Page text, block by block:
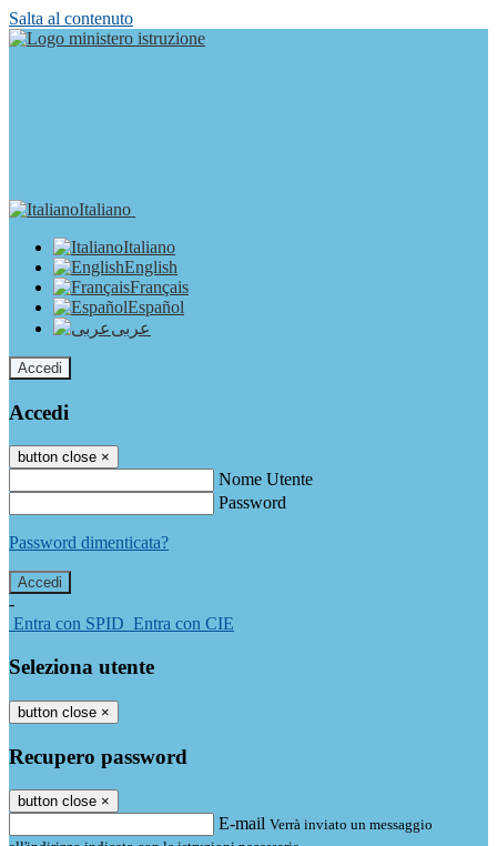
Salta al contenuto
Italiano
Italiano
English
Français
Español
عربى
Accedi
Accedi
button close ×
Nome Utente
Password
Password dimenticata?
-
Entra con SPID Entra con CIE
Seleziona utente
button close ×
Recupero password
button close ×
E-mail Verrà inviato un messaggio